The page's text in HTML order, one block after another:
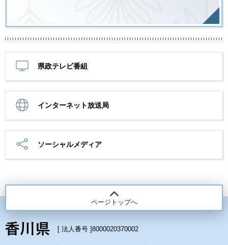
県政テレビ番組
インターネット放送局
ソーシャルメディア
ページトップへ
[ 法人番号 ]8000020370002